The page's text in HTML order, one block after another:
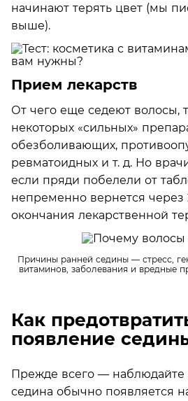
начинают терять цвет (мы
выше).
Прием лекарств
От чего еще седеют волосы,
некоторых «сильных»
обезболивающих,
ревматоидных и т. д. Но
если пряди побелели от
непременно вернется через
окончания лекарственной
Причины ранней седины — стресс,
витаминов, заболевания и вредные
Как
появление
Прежде всего — наблюдайте
седина обычно появляется